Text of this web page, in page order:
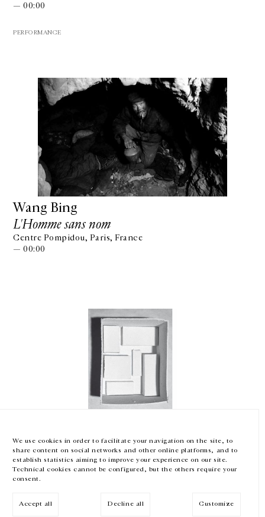
We use cookies in order to facilitate your navigation on the site, to
share content on social networks and other online platforms, and to
establish statistics aiming to improve your experience on our site.
Technical cookies cannot be configured, but the others require your
consent.
Accept all Decline all Customize
— 00:00
PERFORMANCE
Wang Bing
L'Homme sans nom
Centre Pompidou, Paris, France
— 00:00
Absalon
ABSALON
— 00:00
EN FR 中文 Facebook Instagram
Inscrivez-vous à notre newsletter